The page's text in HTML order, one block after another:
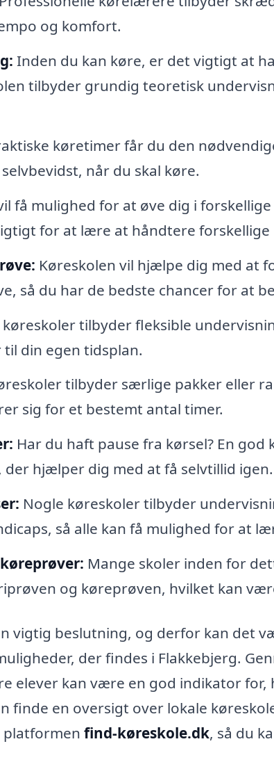
og komfort.
Inden du kan køre, er det vigtigt at
tilbyder grundig teoretisk
køretimer får du den
når du skal køre.
få mulighed for at øve dig i
for at lære at håndtere forskellige
Køreskolen vil hjælpe dig med at
så du har de bedste chancer for at
tilbyder fleksible
din egen tidsplan.
tilbyder særlige pakker eller
sig for et bestemt antal timer.
Har du haft pause fra kørsel? En
hjælper dig med at få selvtillid igen.
Nogle køreskoler tilbyder
så alle kan få mulighed for at
Mange skoler inden for
og køreprøven, hvilket kan
vigtig beslutning, og derfor kan det
der findes i Flakkebjerg.
elever kan være en god indikator for,
finde en oversigt over lokale
find-køreskole.dk, så du